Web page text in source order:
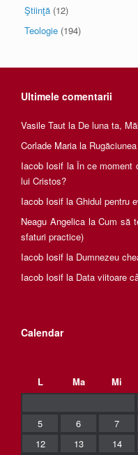
Ştiinţă (12)
Teologie (194)
Ultimele comentarii
Vasile Taut la De luna ta,
Corlade Maria la
Iacob Iosif la În ce moment
lui Cristos?
Iacob Iosif la Ghidul pentru
Neagu AngelicalaCum să
sfaturi practice)
Iacob Iosif la Dumnezeu
Iacob Iosif la Data viitoare
Calendar
L
Ma Mi
5
6 7
12
13 14